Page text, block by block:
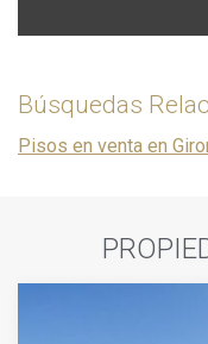
Búsquedas
Pisos en venta en